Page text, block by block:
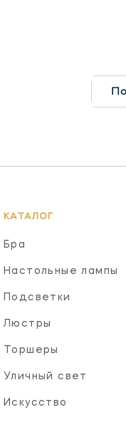
КАТАЛОГ
Бра
Настольные лампы
Подсветки
Люстры
Торшеры
Уличный свет
Искусство